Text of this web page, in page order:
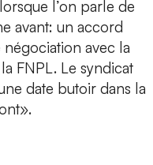
l’on parle de
avant: un accord
avec la
FNPL. Le syndicat
date butoir dans la